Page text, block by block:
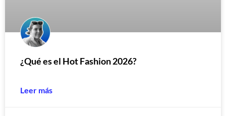
¿Qué es el Hot Fashion 2026?
Leer más